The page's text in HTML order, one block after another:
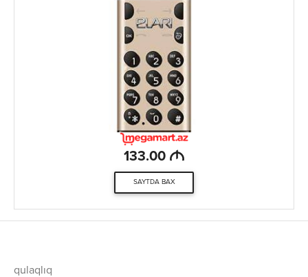
133.00 M
SAYTDA BAX
qulaqlıq